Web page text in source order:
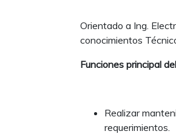
Orientado a Ing.
conocimientos
Funciones principal
Realizar
requerimientos.